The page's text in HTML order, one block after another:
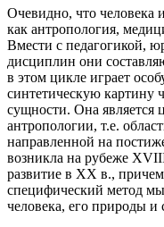
Очевидно, что человека
как антропология,
Вмести с педагогикой,
дисциплин они
в этом цикле играет
синтетическую картину
сущности. Она является
антропологии, т.е.
направленной на
возникла на рубеже
развитие в XX в.,
специфический метод
человека, его природы и